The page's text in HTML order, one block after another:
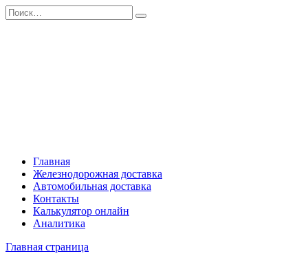
Перейти
к
Search
for:
Главная
Железнодорожная доставка
Автомобильная доставка
Контакты
Калькулятор онлайн
Аналитика
Главная страница